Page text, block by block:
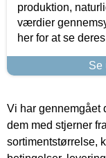
produktion,
værdier
her for at se
Se
Vi har gennemgået
dem med stjerner
sortimentstørrelse,